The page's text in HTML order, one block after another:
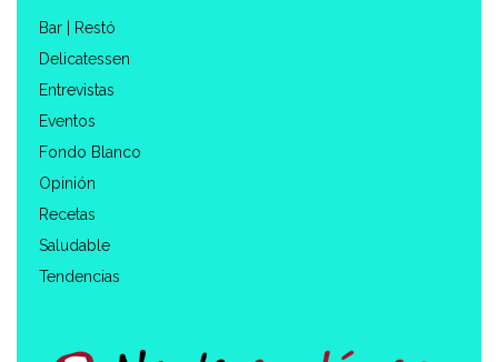
Bar | Restó
Delicatessen
Entrevistas
Eventos
Fondo Blanco
Opinión
Recetas
Saludable
Tendencias